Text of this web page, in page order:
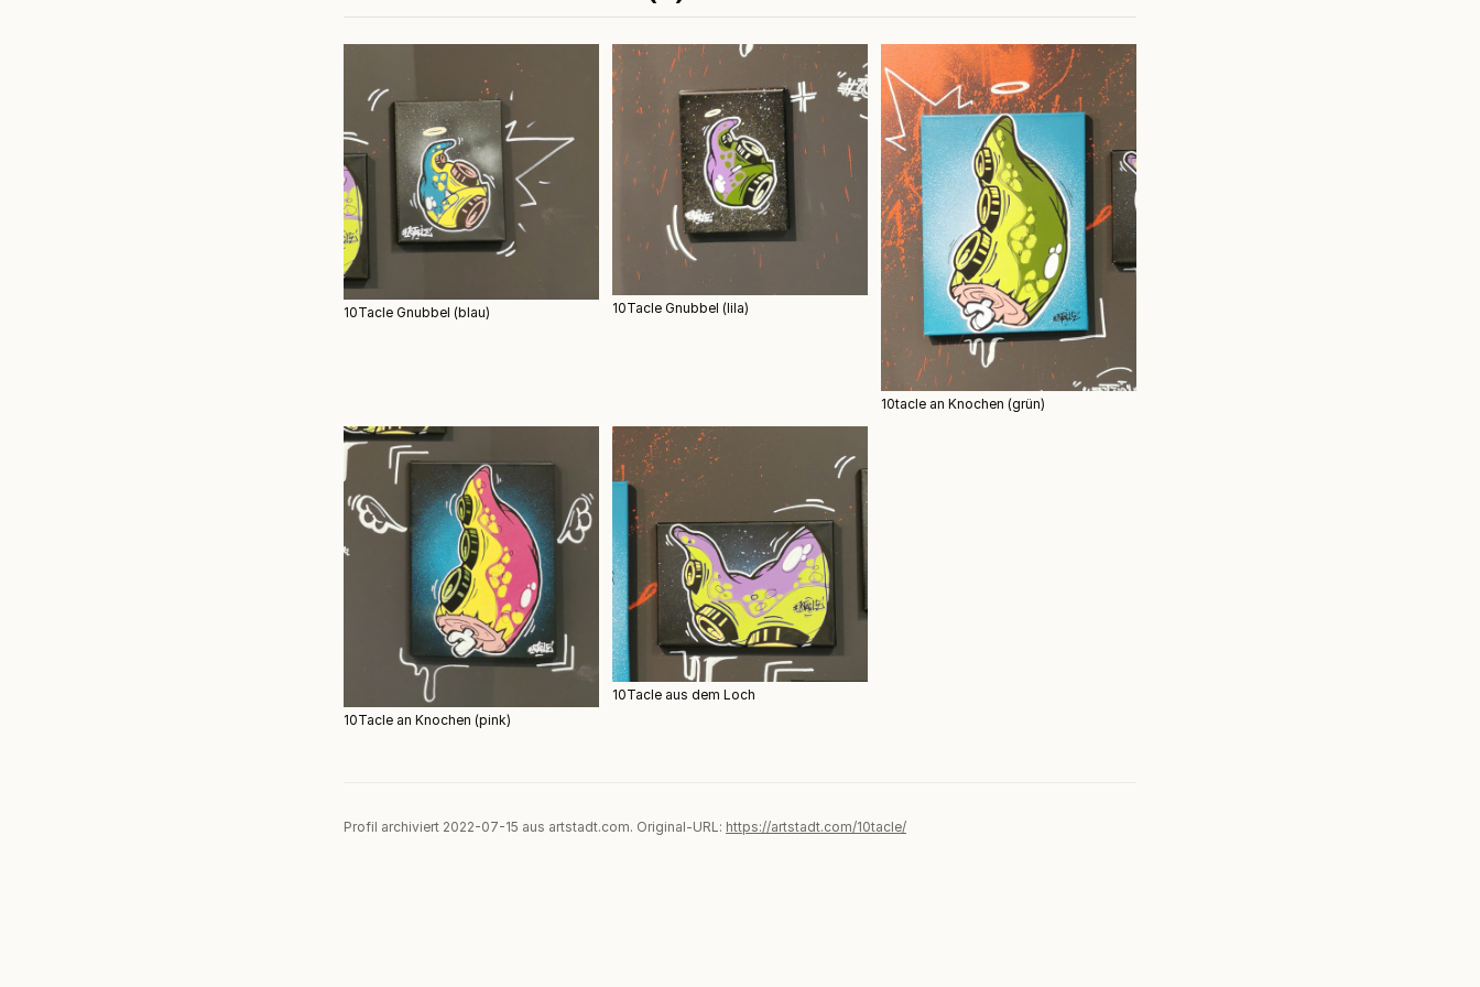
10Tacle Gnubbel (blau) 10Tacle Gnubbel (lila)
10tacle an Knochen (grün)
10Tacle an Knochen (pink)
10Tacle aus dem Loch
Profil archiviert 2022-07-15 aus artstadt.com. Original-URL: https://artstadt.com/10tacle/